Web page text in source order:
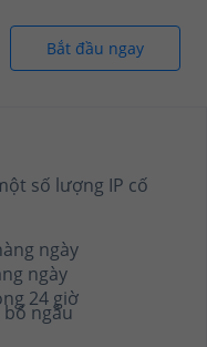
Bắt đầu ngay
số lượng IP cố
ngày
ngày
24 giờ
ngẫu